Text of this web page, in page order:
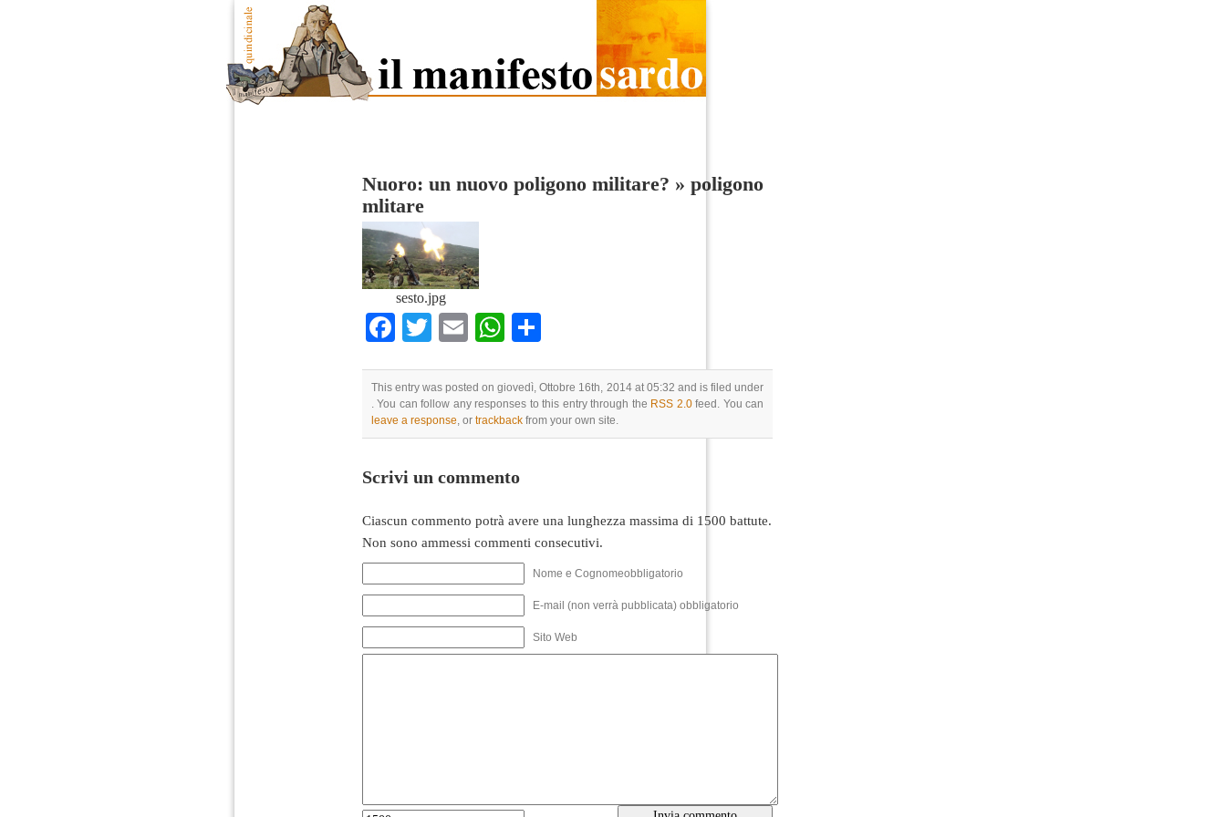
Nuoro: un nuovo poligono militare? » poligono
mlitare
sesto.jpg
Facebook
TwitterEmailWhatsApp
This entry was posted on giovedì, Ottobre 16th, 2014 at 05:32 and is filed under
. You can follow any responses to this entry through the RSS 2.0feed. You can
leave a response, or trackback from your own site.
Scrivi un commento
Ciascun commento potrà avere una lunghezza massima di 1500 battute.
Non sono ammessi commenti consecutivi.
Nome e Cognomeobbligatorio
E-mail (non verrà pubblicata) obbligatorio
Sito Web